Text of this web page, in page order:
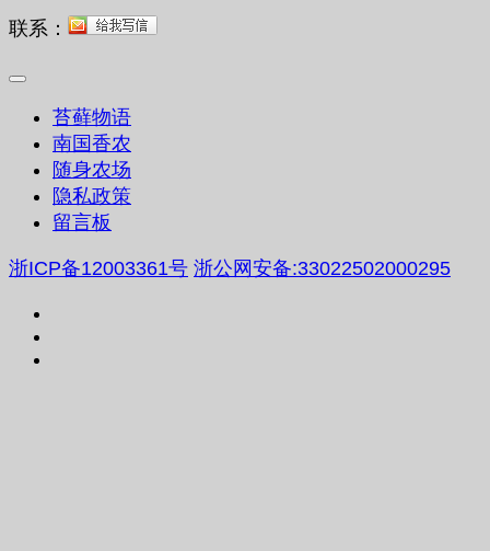
联系：
苔藓物语
南国香农
随身农场
隐私政策
留言板
浙ICP备12003361号 浙公网安备:33022502000295